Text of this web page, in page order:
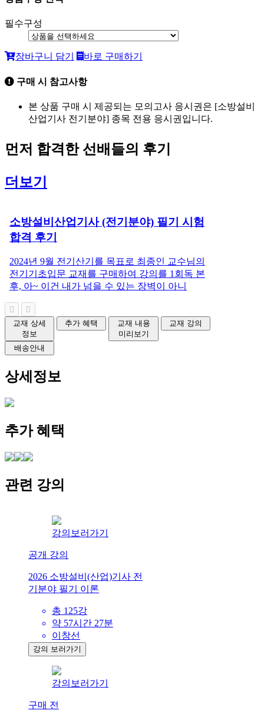
필수구성
장바구니 담기 바로 구매하기
구매 시 참고사항
본 상품 구매 시 제공되는 모의고사 응시권은 [소방설비
산업기사 전기분야] 종목 전용 응시권입니다.
먼저 합격한 선배들의 후기
더보기
소방설비산업기사 (전기분야) 필기 시험
합격 후기
2024년 9월 전기산기를 목표로 최종인 교수님의
전기기초입문 교재를 구매하여 강의를 1회독 본
후, 아~ 이건 내가 넘을 수 있는 장벽이 아니
교재 상세
정보
추가 혜택
교재 내용
미리보기
교재 강의
배송안내
상세정보
추가 혜택
관련 강의
강의보러가기
공개 강의
2026 소방설비(산업)기사 전
기분야 필기 이론
총 125강
약 57시간 27분
이창선
강의 보러가기
강의보러가기
구매 전